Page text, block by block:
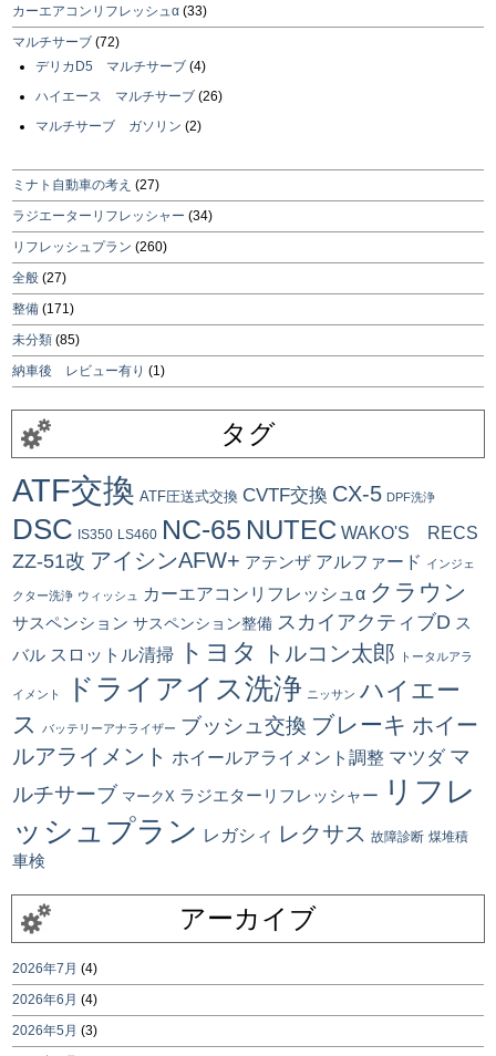
カーエアコンリフレッシュα (33)
マルチサーブ (72)
デリカD5 マルチサーブ (4)
ハイエース マルチサーブ (26)
マルチサーブ ガソリン (2)
ミナト自動車の考え (27)
ラジエーターリフレッシャー (34)
リフレッシュプラン (260)
全般 (27)
整備 (171)
未分類 (85)
納車後 レビュー有り (1)
タグ
ATF交換 ATF圧送式交換 CVTF交換 CX-5 DPF洗浄
DSC IS350 LS460 NC-65 NUTEC WAKO'S RECS
ZZ-51改 アイシンAFW+ アテンザ アルファード インジェ
クター洗浄 ウィッシュ カーエアコンリフレッシュα クラウン
サスペンション サスペンション整備 スカイアクティブD ス
バル スロットル清掃 トヨタ トルコン太郎 トータルアラ
イメント ドライアイス洗浄 ニッサン ハイエー
ス
バッテリーアナライザー ブッシュ交換 ブレーキ ホイー
ルアライメント ホイールアライメント調整 マツダ マ
ルチサーブ マークX ラジエターリフレッシャー
リフレ
ッシュプラン レガシィ レクサス 故障診断 煤堆積
車検
アーカイブ
2026年7月 (4)
2026年6月 (4)
2026年5月 (3)